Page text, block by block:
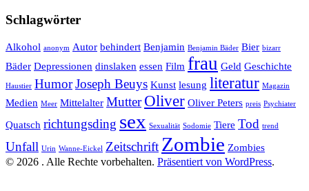
Schlagwörter
Alkohol anonym Autor behindert Benjamin Benjamin Bäder Bier bizarr
Bäder Depressionen dinslaken essen Film frau Geld Geschichte
Haustier HumorJoseph Beuys Kunst lesung literatur Magazin
Medien Meer Mittelalter Mutter Oliver Oliver Peters preis Psychiater
Quatsch richtungsding sex Sexualität Sodomie Tiere Tod trend
Unfall Urin Wanne-Eickel Zeitschrift Zombie Zombies
© 2026 . Alle Rechte vorbehalten. Präsentiert von WordPress.